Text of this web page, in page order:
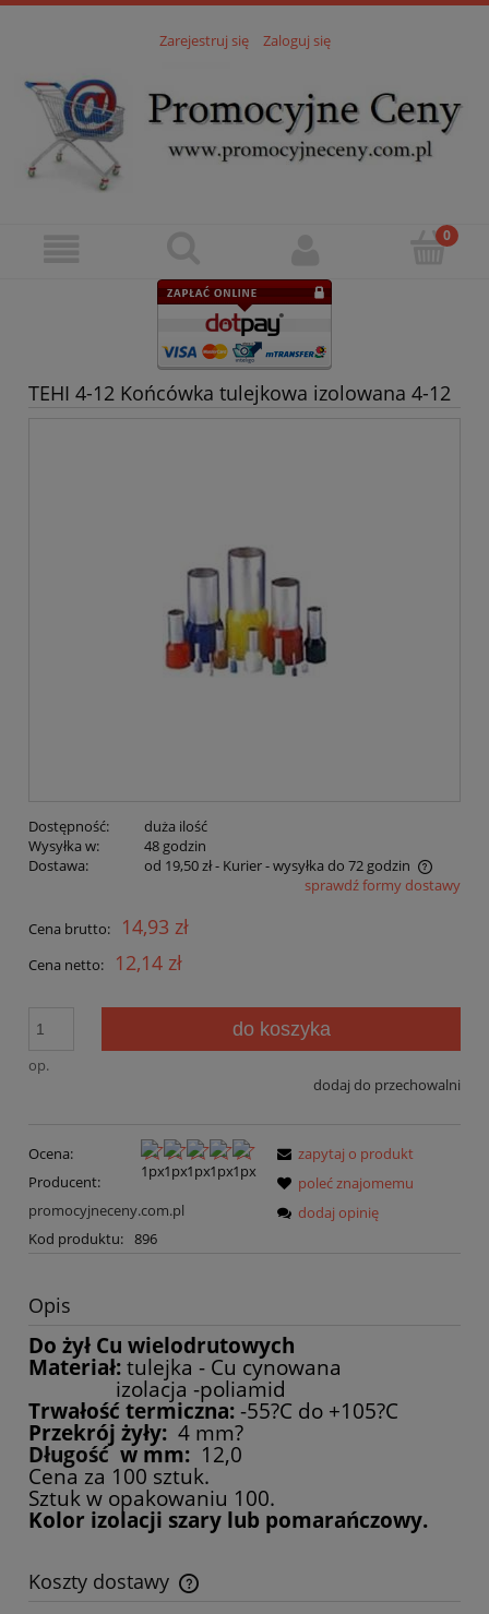
Zarejestruj się Zaloguj się
TEHI 4-12 Końcówka tulejkowa izolowana 4-12
Dostępność:
duża ilość
Wysyłka w:
48 godzin
Dostawa:
od 19,50 zł- Kurier - wysyłka do 72 godzin
Cena nie zawiera ewentualnych kosztów płatnościsprawdź formy dostawy
Cena brutto: 14,93 zł
Cena netto: 12,14 zł
op.
do koszyka
dodaj do przechowalni
Ocena:
Producent:
promocyjneceny.com.pl
Kod produktu: 896
zapytaj o produkt
poleć znajomemu
dodaj opinię
Opis
Do żył Cu wielodrutowych
Materiał: tulejka - Cu cynowana
izolacja -poliamid
Trwałość termiczna: -55?C do +105?C
Przekrój żyły: 4 mm?
Długość w mm: 12,0
Cena za 100 sztuk.
Sztuk w opakowaniu 100.
Kolor izolacji szary lub pomarańczowy.
Koszty dostawy
Cena nie zawiera ewentualnych kosztów płatności